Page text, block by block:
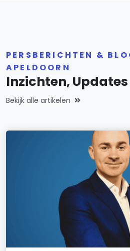
PERSBERICHTEN &
APELDOORN
Inzichten,
Bekijk alle artikelen